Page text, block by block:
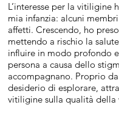
L’interesse per la vitiligine
mia infanzia: alcuni
affetti. Crescendo, ho
mettendo a rischio la
influire in modo profondo
persona a causa dello
accompagnano. Proprio
desiderio di esplorare,
vitiligine sulla qualità della